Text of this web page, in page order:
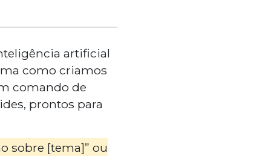
artificial
como criamos
comando de
prontos para
sobre [tema]” ou